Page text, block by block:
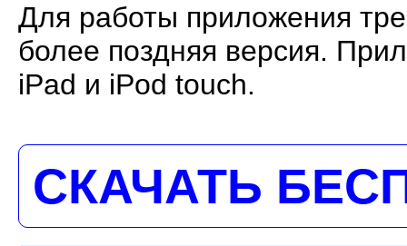
Для работы приложения
более поздняя версия.
iPad и iPod touch.
СКАЧАТЬ